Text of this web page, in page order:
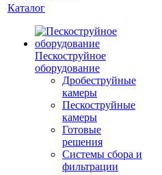
Каталог
Пескоструйное
оборудование
Дробеструйные
камеры
Пескоструйные
камеры
Готовые
решения
Системы сбора и
фильтрации